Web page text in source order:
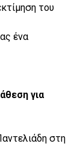
του
ένα
για
στη